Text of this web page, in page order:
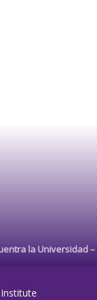
la Universidad –